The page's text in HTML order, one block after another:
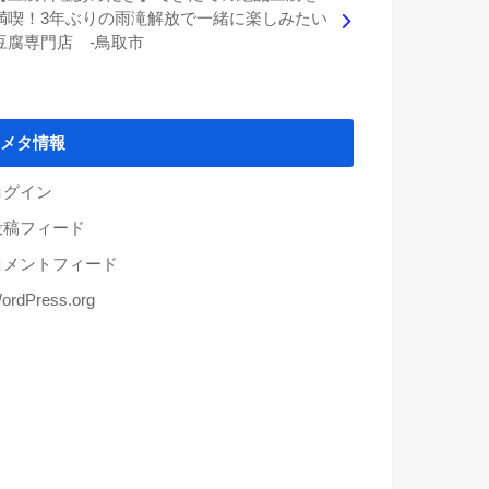
喫！3年ぶりの雨滝解放で一緒に楽しみたい
腐専門店 -鳥取市
メタ情報
グイン
稿フィード
メントフィード